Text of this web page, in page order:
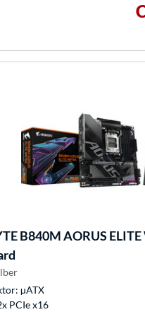
B840M AORUS
µATX
PCIe x16